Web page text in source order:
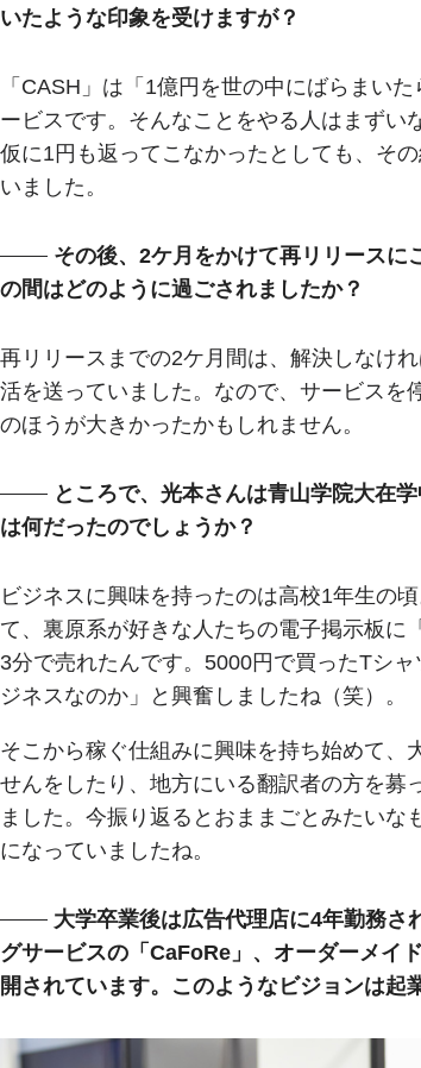
いたような印象を受けますが？
「CASH」は「1億円を世の中にばらまい
ービスです。そんなことをやる人はまずい
仮に1円も返ってこなかったとしても、そ
いました。
その後、2ケ月をかけて再リリースに
の間はどのように過ごされましたか？
再リリースまでの2ケ月間は、解決しなけ
活を送っていました。なので、サービスを
のほうが大きかったかもしれません。
ところで、光本さんは青山学院大在
は何だったのでしょうか？
ビジネスに興味を持ったのは高校1年生の
て、裏原系が好きな人たちの電子掲示板
3分で売れたんです。5000円で買ったTシ
ジネスなのか」と興奮しましたね（笑）。
そこから稼ぐ仕組みに興味を持ち始めて、
せんをしたり、地方にいる翻訳者の方を募
ました。今振り返るとおままごとみたい
になっていましたね。
大学卒業後は広告代理店に4年勤務
グサービスの「CaFoRe」、オーダーメイ
開されています。このようなビジョンは起